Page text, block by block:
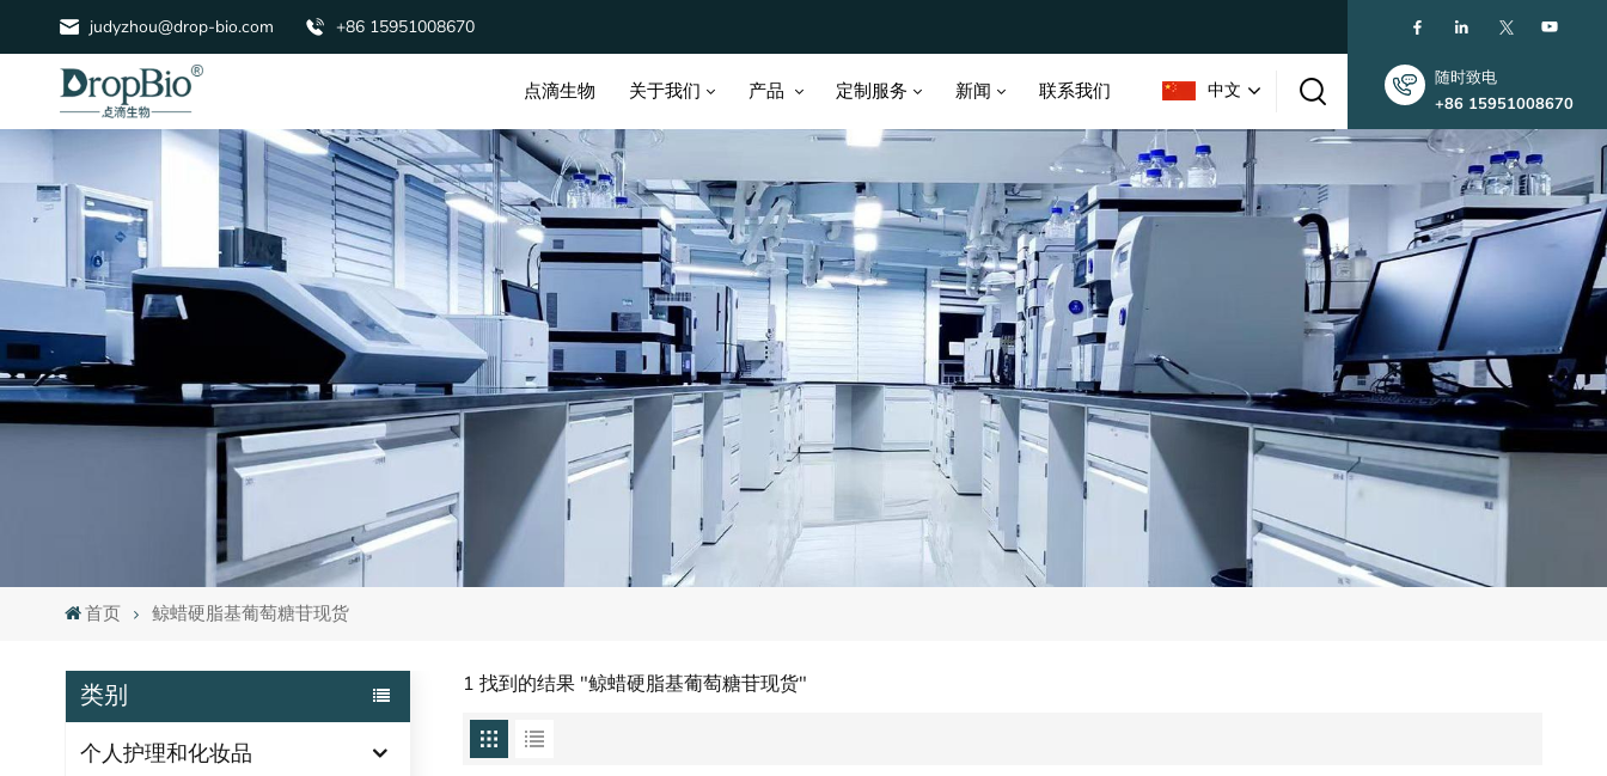
judyzhou@drop-bio.com +86 15951008670
点滴生物 关于我们 产品 定制服务 新闻 联系我们 中文
English
中文
随时致电
+86 15951008670
首页 鲸蜡硬脂基葡萄糖苷现货
类别
个人护理和化妆品
1 找到的结果 "鲸蜡硬脂基葡萄糖苷现货"